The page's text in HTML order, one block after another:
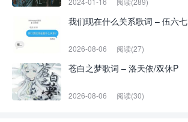
我们现在什么关系歌词 – 伍六七
2026-08-06 阅读(27)
苍白之梦歌词 – 洛天依/双休P
2026-08-06 阅读(30)